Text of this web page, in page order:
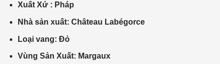
Xuất Xứ : Pháp
Nhàsản xuất: Château Labégorce
Loại vang: Đỏ
Vùng Sản Xuất: Margaux